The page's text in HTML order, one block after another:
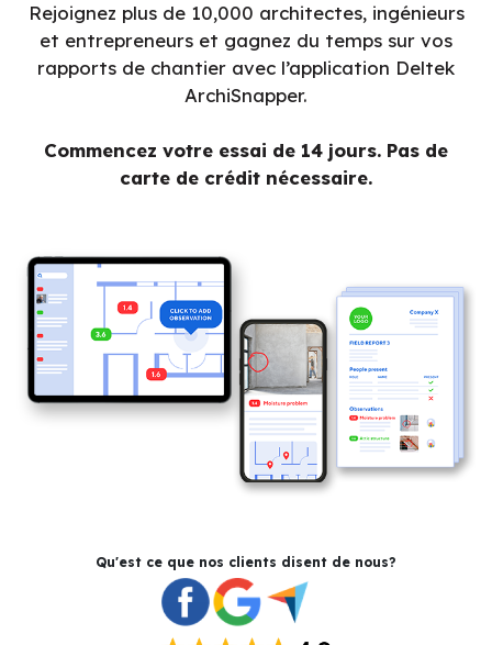
Rejoignez plus de 10,000 architectes, ingénieurs
et entrepreneurs et gagnez du temps sur vos
rapports de chantier avec l’application Deltek
ArchiSnapper.
Commencez votre essai de 14 jours. Pas de
carte de crédit nécessaire.
Qu'est ce que nos clients disent de nous?